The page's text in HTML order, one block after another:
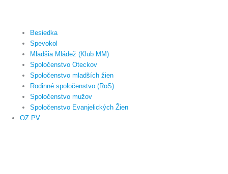
Besiedka
Spevokol
Mladšia Mládež (Klub MM)
Spoločenstvo Oteckov
Spoločenstvo mladších žien
Rodinné spoločenstvo (RoS)
Spoločenstvo mužov
Spoločenstvo Evanjelických Žien
OZ PV